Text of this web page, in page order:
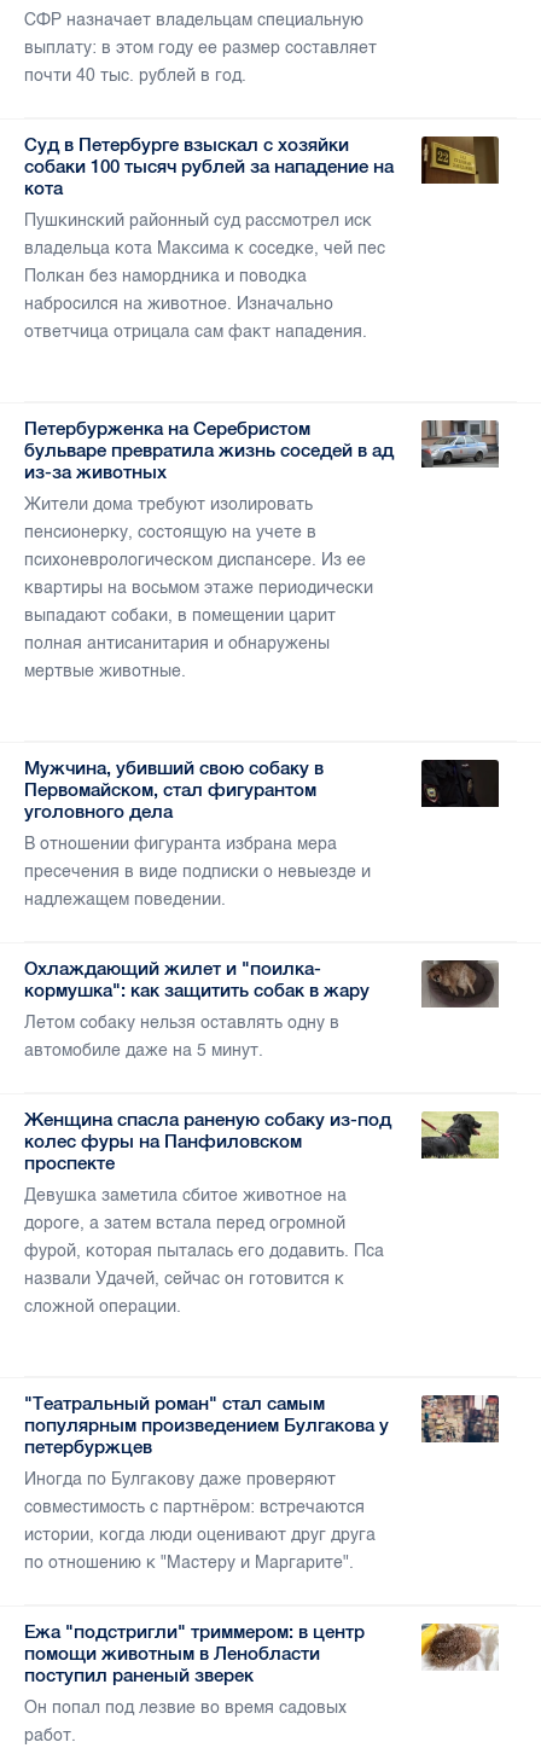
СФР назначает владельцам специальную
выплату: в этом году ее размер составляет
почти 40 тыс. рублей в год.
Суд в Петербурге взыскал с хозяйки
собаки 100 тысяч рублей за нападение на
кота
Пушкинский районный суд рассмотрел иск
владельца кота Максима к соседке, чей пес
Полкан без намордника и поводка
набросился на животное. Изначально
ответчица отрицала сам факт нападения.
Петербурженка на Серебристом
бульваре превратила жизнь соседей в ад
из-за животных
Жители дома требуют изолировать
пенсионерку, состоящую на учете в
психоневрологическом диспансере. Из ее
квартиры на восьмом этаже периодически
выпадают собаки, в помещении царит
полная антисанитария и обнаружены
мертвые животные.
Мужчина, убивший свою собаку в
Первомайском, стал фигурантом
уголовного дела
В отношении фигуранта избрана мера
пресечения в виде подписки о невыезде и
надлежащем поведении.
Охлаждающий жилет и "поилка-
кормушка": как защитить собак в жару
Летом собаку нельзя оставлять одну в
автомобиле даже на 5 минут.
Женщина спасла раненую собаку из-под
колес фуры на Панфиловском
проспекте
Девушка заметила сбитое животное на
дороге, а затем встала перед огромной
фурой, которая пыталась его додавить. Пса
назвали Удачей, сейчас он готовится к
сложной операции.
"Театральный роман" стал самым
популярным произведением Булгакова у
петербуржцев
Иногда по Булгакову даже проверяют
совместимость с партнёром: встречаются
истории, когда люди оценивают друг друга
по отношению к "Мастеру и Маргарите".
Ежа "подстригли" триммером: в центр
помощи животным в Ленобласти
поступил раненый зверек
Он попал под лезвие во время садовых
работ.